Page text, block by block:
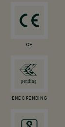
CE
ENEC PENDING